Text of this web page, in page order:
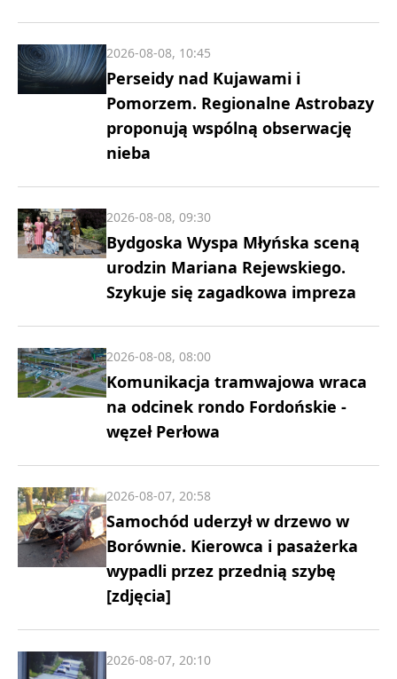
Perseidy nad Kujawami i
Pomorzem. Regionalne Astrobazy
proponują wspólną obserwację
nieba
2026-08-08, 10:45
Bydgoska Wyspa Młyńska sceną
urodzin Mariana Rejewskiego.
Szykuje się zagadkowa impreza
2026-08-08, 09:30
Komunikacja tramwajowa wraca
na odcinek rondo Fordońskie -
węzeł Perłowa
2026-08-08, 08:00
Samochód uderzył w drzewo w
Borównie. Kierowca i pasażerka
wypadli przez przednią szybę
[zdjęcia]
2026-08-07, 20:58
2026-08-07, 20:10